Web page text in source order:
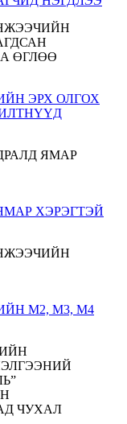
ЭРХ ОЛГОХ
ХЭРЭГТЭЙ
М2, М3, М4